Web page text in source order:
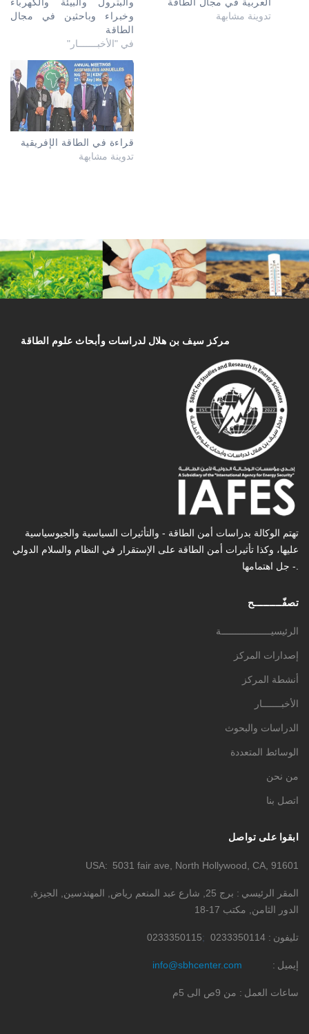
والبترول والبيئة والكهرباء
وخبراء وباحثين في مجال
الطاقة
في "الأخبـــــــار"
العربية في مجال الطاقة
تدوينة مشابهة
قراءة في الطاقة الإفريقية
تدوينة مشابهة
مركز سیف بن هلال لدراسات وأبحاث علوم الطاقة
تهتم الوكالة بدراسات أمن الطاقة - والتأثیرات السیاسیة والجیوسیاسیة
عليها، وكذا تأثیرات أمن الطاقة على الإستقرار في النظام والسلام الدولي
- جل اهتمامها.
تصفّـــــــــح
الرئيسيــــــــــــــــــة
إصدارات المركز
أنشطة المركز
الأخبـــــــار
الدراسات والبحوث
الوسائط المتعددة
من نحن
اتصل بنا
ابقوا على تواصل
USA 5031 fair ave, North Hollywood, CA, 91601
المقر الرئيسي
برج 25, شارع عبد المنعم رياض, المهندسين, الجيزة,
الدور الثامن, مكتب 17-18
تليفون 0233350114
0233350115
إيميل info@sbhcenter.com
ساعات العمل من 9ص الى 5م